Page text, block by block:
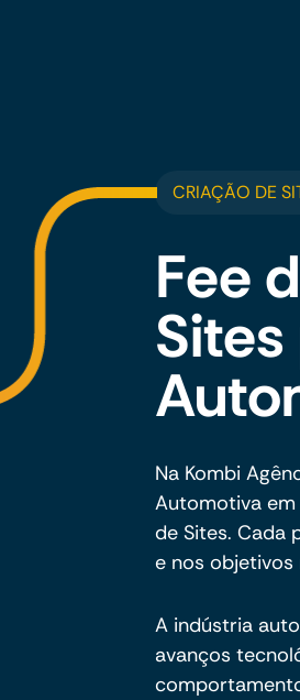
CRIAÇÃO DE
Fee
Na Kombi
Automotiva em
de Sites. Cada
e nos objetivos
A indústria
avanços